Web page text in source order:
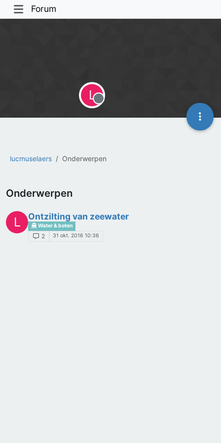
Forum
lucmuselaers Onderwerpen
L
Offline
Onderwerpen
L Ontzilting van zeewater
Water & boten
2 31 okt. 2016 10:36